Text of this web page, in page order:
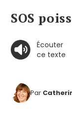
SOS
Écouter
ce texte
Par